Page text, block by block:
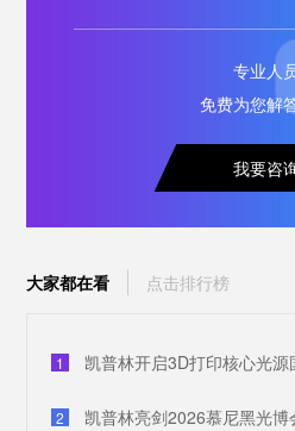
专业人
免费为您解
我要咨
大家都在看 点击排行榜
1 凯普林开启3D打印核心光源
2